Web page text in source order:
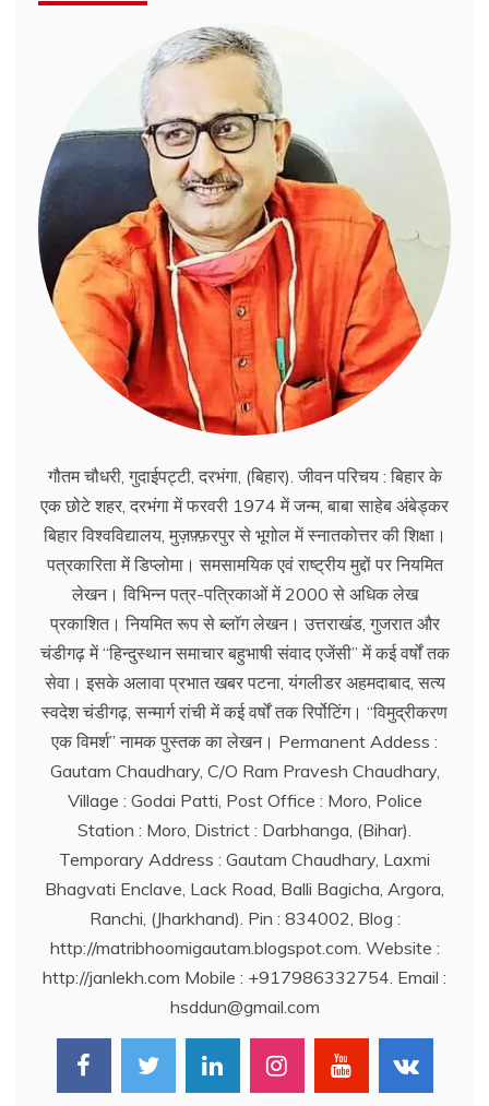
गौतम चौधरी, गुदाईपट्टी, दरभंगा, (बिहार). जीवन परिचय : बिहार के
एक छोटे शहर, दरभंगा में फरवरी 1974 में जन्म, बाबा साहेब अंबेड्कर
बिहार विश्वविद्यालय, मुज़फ़्फ़रपुर से भूगोल में स्नातकोत्तर की शिक्षा।
पत्रकारिता में डिप्लोमा। समसामयिक एवं राष्ट्रीय मुद्दों पर नियमित
लेखन। विभिन्न पत्र-पत्रिकाओं में 2000 से अधिक लेख
प्रकाशित। नियमित रूप से ब्लाॅग लेखन। उत्तराखंड, गुजरात और
चंडीगढ़ में ‘‘हिन्दुस्थान समाचार बहुभाषी संवाद एजेंसी’’ में कई वर्षों तक
सेवा। इसके अलावा प्रभात खबर पटना, यंगलीडर अहमदाबाद, सत्य
स्वदेश चंडीगढ़, सन्मार्ग रांची में कई वर्षों तक रिर्पोटिंग। ‘‘विमुद्रीकरण
एक विमर्श’’ नामक पुस्तक का लेखन। Permanent Addess :
Gautam Chaudhary, C/O Ram Pravesh Chaudhary,
Village : Godai Patti, Post Office : Moro, Police
Station : Moro, District : Darbhanga, (Bihar).
Temporary Address : Gautam Chaudhary, Laxmi
Bhagvati Enclave, Lack Road, Balli Bagicha, Argora,
Ranchi, (Jharkhand). Pin : 834002, Blog :
http://matribhoomigautam.blogspot.com. Website :
http://janlekh.com Mobile : +917986332754. Email :
hsddun@gmail.com